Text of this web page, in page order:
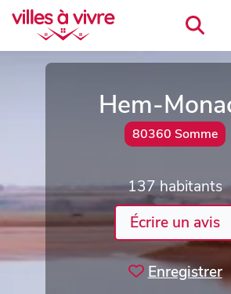
Hem-
80360 Somme
137 habitants
Écrire un avis
Enregistrer